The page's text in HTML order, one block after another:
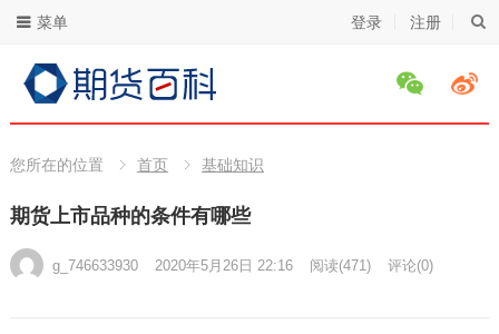
登录 注册
菜单
您所在的位置 首页 基础知识
期货上市品种的条件有哪些
g_746633930 2020年5月26日 22:16 阅读(471) 评论(0)